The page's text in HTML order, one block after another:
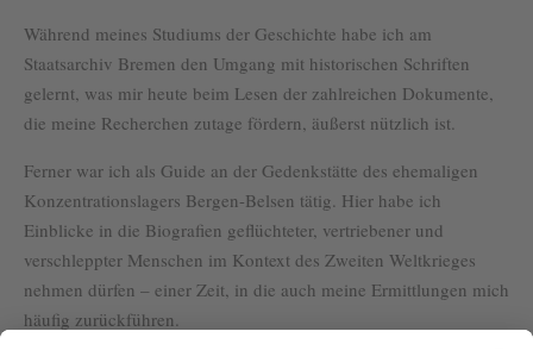
Während meines Studiums der Geschichte habe ich am
Staatsarchiv Bremen den Umgang mit historischen Schriften
gelernt, was mir heute beim Lesen der zahlreichen Dokumente,
die meine Recherchen zutage fördern, äußerst nützlich ist.
Ferner war ich als Guide an der Gedenkstätte des ehemaligen
Konzentrationslagers Bergen-Belsen tätig. Hier habe ich
Einblicke in die Biografien geflüchteter, vertriebener und
verschleppter Menschen im Kontext des Zweiten Weltkrieges
nehmen dürfen – einer Zeit, in die auch meine Ermittlungen mich
häufig zurückführen.